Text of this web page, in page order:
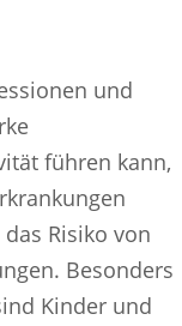
und
führen kann,
Risiko von
Besonders
Kinder und